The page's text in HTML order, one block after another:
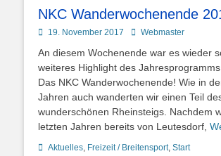
NKC Wanderwochenende
Posted
19. November 2017 AutorWebmaster
An diesem Wochenende war es wieder
weiteres Highlight des
Das NKC Wanderwochenende! Wie in
Jahren auch wanderten wir einen Teil
wunderschönen Rheinsteigs. Nachdem
letzten Jahren bereits von Leutesdorf,
Kategorien
Aktuelles, Freizeit / Breitensport, Start